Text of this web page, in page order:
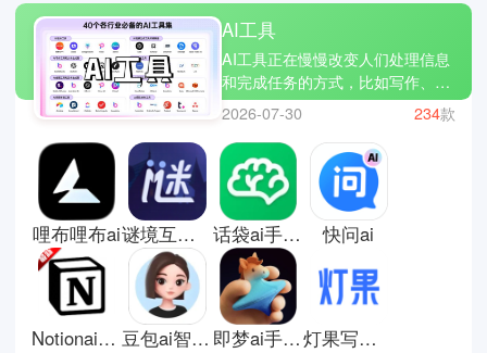
AI工具
AI工具正在慢慢改变人们处理信息
和完成任务的方式，比如写作、翻
译、整理资料甚至日常问答，都可
以借助这些工具更快完成。相比传
统软件，AI工具更像一个随时待命
的助手，只需要简单输入需求，就
能得到相对完整的结果。无论是学
生用来辅助学习，还是上班族用来
处理工作内容，都能节省不少时
间。不过它的结果也需要自己再判
断和筛选，不能完全依赖。这里有
些AI工具推荐；豆包，Deepseek
和ChatGpt。
2026-07-30 234款
哩布哩布ai 谜境互动剧本平台 话袋ai手机版 快问ai
Notionai中文版 豆包ai智能助手 即梦ai手机版 灯果写作软件